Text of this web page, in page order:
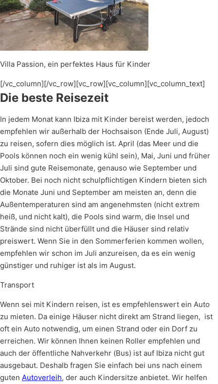
Villa Passion, ein perfektes Haus für Kinder
[/vc_column][/vc_row][vc_row][vc_column][vc_column_text]
Die beste Reisezeit
In jedem Monat kann Ibiza mit Kinder bereist werden, jedoch
empfehlen wir außerhalb der Hochsaison (Ende Juli, August)
zu reisen, sofern dies möglich ist. April (das Meer und die
Pools können noch ein wenig kühl sein), Mai, Juni und früher
Juli sind gute Reisemonate, genauso wie September und
Oktober. Bei noch nicht schulpflichtigen Kindern bieten sich
die Monate Juni und September am meisten an, denn die
Außentemperaturen sind am angenehmsten (nicht extrem
heiß, und nicht kalt), die Pools sind warm, die Insel und
Strände sind nicht überfüllt und die Häuser sind relativ
preiswert. Wenn Sie in den Sommerferien kommen wollen,
empfehlen wir schon im Juli anzureisen, da es ein wenig
günstiger und ruhiger ist als im August.
Transport
Wenn sei mit Kindern reisen, ist es empfehlenswert ein Auto
zu mieten. Da einige Häuser nicht direkt am Strand liegen, ist
oft ein Auto notwendig, um einen Strand oder ein Dorf zu
erreichen. Wir können Ihnen keinen Roller empfehlen und
auch der öffentliche Nahverkehr (Bus) ist auf Ibiza nicht gut
ausgebaut. Deshalb fragen Sie einfach bei uns nach einem
guten Autoverleih, der auch Kindersitze anbietet. Wir helfen